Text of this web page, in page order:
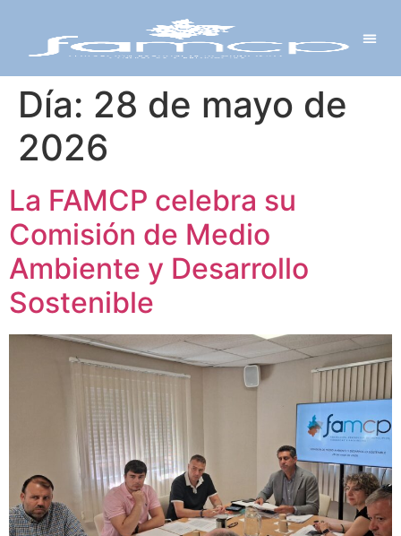
Día: 28 de mayo de
2026
La FAMCP celebra su
Comisión de Medio
Ambiente y Desarrollo
Sostenible